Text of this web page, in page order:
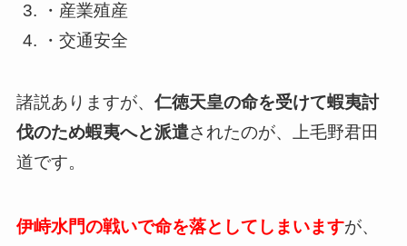
・産業殖産
・交通安全
諸説ありますが、 仁徳天皇の命を受けて蝦夷討
伐のため蝦夷へと派遣されたのが、上毛野君田
道です。
伊峙水門の戦いで命を落としてしまいますが、